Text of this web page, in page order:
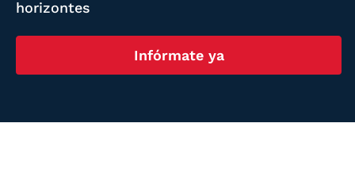
horizontes
Infórmate ya